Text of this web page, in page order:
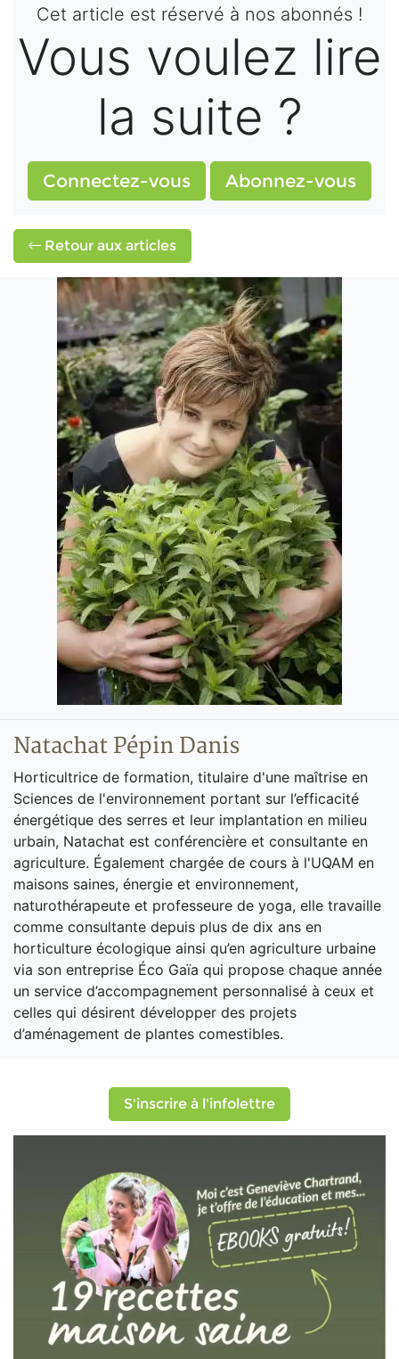
Cet article est réservé à nos abonnés !
Vous voulez lire
la suite ?
Connectez-vous Abonnez-vous
Retour aux articles
Natachat Pépin Danis
Horticultrice de formation, titulaire d'une maîtrise en
Sciences de l'environnement portant sur l’efficacité
énergétique des serres et leur implantation en milieu
urbain, Natachat est conférencière et consultante en
agriculture. Également chargée de cours à l'UQAM en
maisons saines, énergie et environnement,
naturothérapeute et professeure de yoga, elle travaille
comme consultante depuis plus de dix ans en
horticulture écologique ainsi qu’en agriculture urbaine
via son entreprise Éco Gaïa qui propose chaque année
un service d’accompagnement personnalisé à ceux et
celles qui désirent développer des projets
d’aménagement de plantes comestibles.
S'inscrire à l'infolettre